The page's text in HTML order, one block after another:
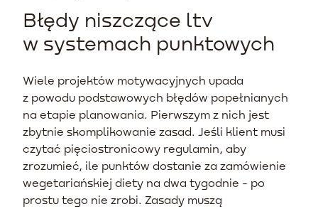
Błędy niszczące ltv
w systemach punktowych
Wiele projektów motywacyjnych upada
z powodu podstawowych błędów popełnianych
na etapie planowania. Pierwszym z nich jest
zbytnie skomplikowanie zasad. Jeśli klient musi
czytać pięciostronicowy regulamin, aby
zrozumieć, ile punktów dostanie za zamówienie
wegetariańskiej diety na dwa tygodnie - po
prostu tego nie zrobi. Zasady muszą